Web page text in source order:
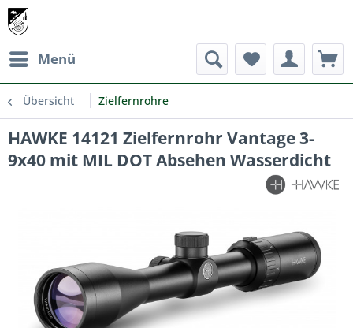
Menü
Übersicht Zielfernrohre
HAWKE 14121 Zielfernrohr Vantage 3-
9x40 mit MIL DOT Absehen Wasserdicht